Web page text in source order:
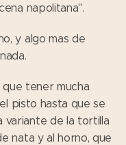
napolitana".
y algo mas de
que tener mucha
pisto hasta que se
variante de la tortilla
nata y al horno, que